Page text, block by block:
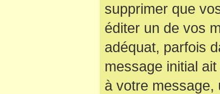
supprimer que
éditer un de vos
adéquat, parfois
message initial
à votre message,